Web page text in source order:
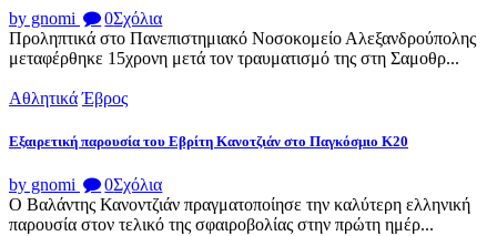
by gnomi 0Σχόλια
Προληπτικά στο Πανεπιστημιακό Νοσοκομείο Αλεξανδρούπολης
μεταφέρθηκε 15χρονη μετά τον τραυματισμό της στη Σαμοθρ...
Αθλητικά Έβρος
Εξαιρετική παρουσία του Εβρίτη Κανοτζιάν στο Παγκόσμιο Κ20
by gnomi 0Σχόλια
Ο Βαλάντης Κανοντζιάν πραγματοποίησε την καλύτερη ελληνική
παρουσία στον τελικό της σφαιροβολίας στην πρώτη ημέρ...